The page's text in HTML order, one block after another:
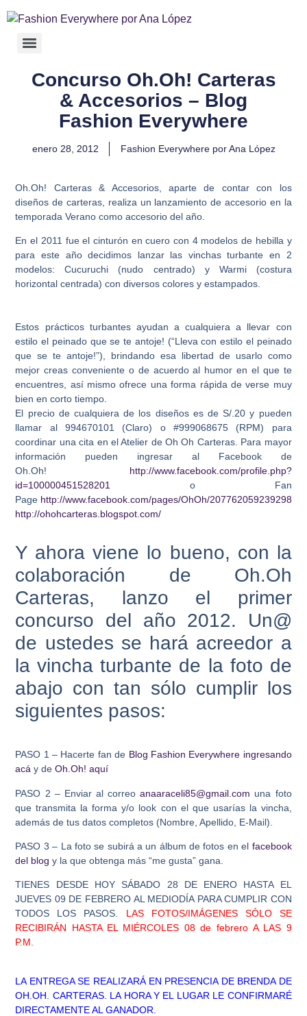
Concurso Oh.Oh! Carteras
& Accesorios – Blog
Fashion Everywhere
enero 28, 2012 Fashion Everywhere por Ana López
Oh.Oh! Carteras & Accesorios, aparte de contar con los
diseños de carteras, realiza un lanzamiento de accesorio en la
temporada Verano como accesorio del año.
En el 2011 fue el cinturón en cuero con 4 modelos de hebilla y
para este año decidimos lanzar las vinchas turbante en 2
modelos: Cucuruchi (nudo centrado) y Warmi (costura
horizontal centrada) con diversos colores y estampados.
Estos prácticos turbantes ayudan a cualquiera a llevar con
estilo el peinado que se te antoje! (“Lleva con estilo el peinado
que se te antoje!”), brindando esa libertad de usarlo como
mejor creas conveniente o de acuerdo al humor en el que te
encuentres, así mismo ofrece una forma rápida de verse muy
bien en corto tiempo.
El precio de cualquiera de los diseños es de S/.20 y pueden
llamar al 994670101 (Claro) o #999068675 (RPM) para
coordinar una cita en el Atelier de Oh Oh Carteras. Para mayor
información pueden ingresar al Facebook de
Oh.Oh! http://www.facebook.com/profile.php?
id=100000451528201 o Fan
Page http://www.facebook.com/pages/OhOh/207762059239298
http://ohohcarteras.blogspot.com/
Y ahora viene lo bueno, con la
colaboración de Oh.Oh
Carteras, lanzo el primer
concurso del año 2012. Un@
de ustedes se hará acreedor a
la vincha turbante de la foto de
abajo con tan sólo cumplir los
siguientes pasos:
PASO 1 – Hacerte fan de Blog Fashion Everywhere ingresando
acá y deOh.Oh! aquí
PASO 2 – Enviar al correoanaaraceli85@gmail.com una foto
que transmita la forma y/o look con el que usarías la vincha,
además de tus datos completos (Nombre, Apellido, E-Mail).
PASO 3 – La foto se subirá a un álbum de fotos en el facebook
del blogy la que obtenga más “me gusta” gana.
TIENES DESDE HOY SÁBADO 28 DE ENERO HASTA EL
JUEVES 09 DE FEBRERO AL MEDIODÍA PARA CUMPLIR CON
TODOS LOS PASOS. LAS FOTOS/IMÁGENES SÓLO SE
RECIBIRÁN HASTA EL MIÉRCOLES 08 de febrero A LAS 9
P.M.
LA ENTREGA SE REALIZARÁ EN PRESENCIA DE BRENDA DE
OH.OH. CARTERAS. LA HORA Y EL LUGAR LE CONFIRMARÉ
DIRECTAMENTE AL GANADOR.